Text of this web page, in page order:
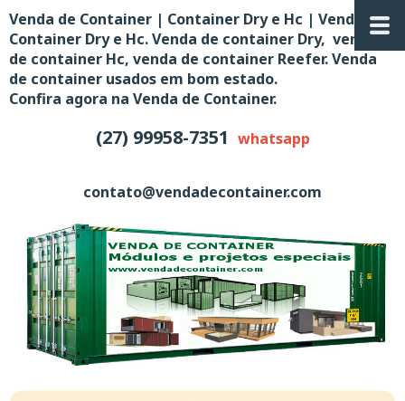
Venda de Container | Container Dry e Hc | Venda de
Container Dry e Hc. Venda de container Dry, venda
de container Hc, venda de container Reefer. Venda
de container usados em bom estado.
Confira agora na Venda de Container.
(27) 99958-7351 whatsapp
contato@vendadecontainer.com